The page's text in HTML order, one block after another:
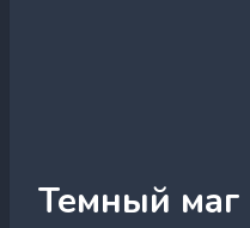
Темный маг